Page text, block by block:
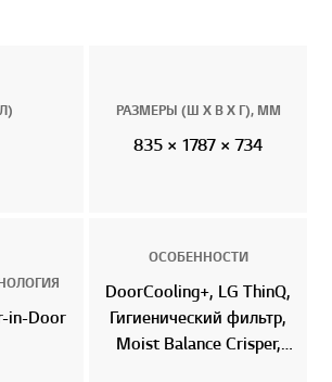
РАЗМЕРЫ (Ш Х В Х Г), ММ
835 × 1787 × 734
in-Door
ОСОБЕННОСТИ
DoorCooling+, LG ThinQ,
Гигиенический фильтр,
Moist Balance Crisper,